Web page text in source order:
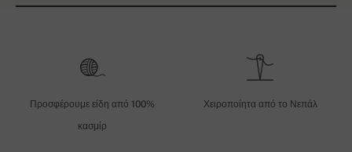
Προσφέρουμε είδη από 100%
κασμίρ
Χειροποίητα από το Νεπάλ